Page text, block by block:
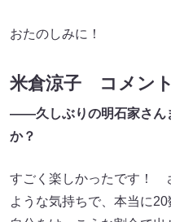
おたのしみに！
米倉涼子 コメント
――久しぶりの明石家さん
か？
すごく楽しかったです！
ような気持ちで、本当に